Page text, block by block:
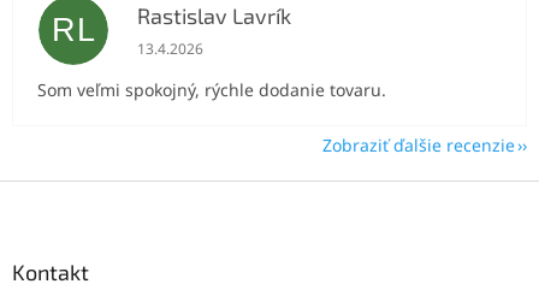
RL Rastislav Lavrík
Hodnotenie obchodu je 5 z 5 hviezdičiek.
13.4.2026
Som veľmi spokojný, rýchle dodanie tovaru.
Zobraziť ďalšie recenzie
Kontakt